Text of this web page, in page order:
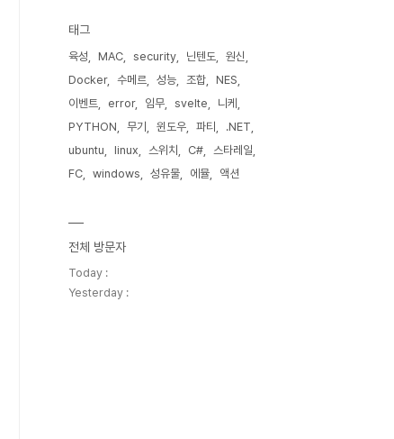
태그
육성 MAC security 닌텐도
원신
Docker
수메르 성능 조합
NES
이벤트
error 임무 svelte
니케
PYTHON
무기 윈도우 파티
.NET
ubuntu
linux 스위치 C#
스타레일
FC
windows 성유물 에뮬 액션
전체 방문자
Today :
Yesterday :